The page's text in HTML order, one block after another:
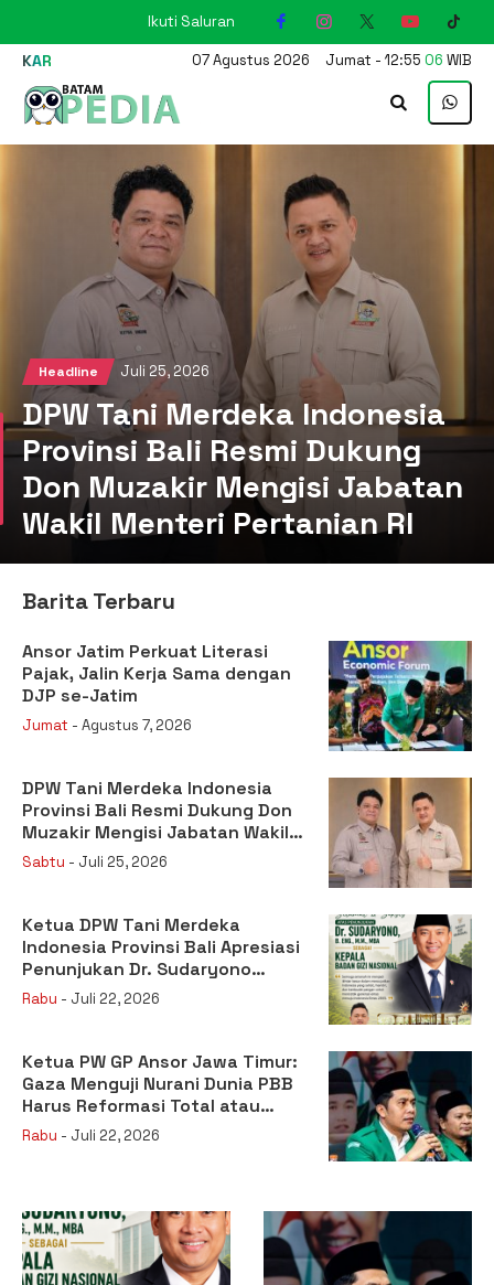
Ikuti Saluran
07 Agustus 2026 Jumat -12:55 07 WIB
KARIMUN
Headline Juli 25, 2026
DPW Tani Merdeka Indonesia
Provinsi Bali Resmi Dukung
Don Muzakir Mengisi Jabatan
Wakil Menteri Pertanian RI
Barita Terbaru
Ansor Jatim Perkuat Literasi
Pajak, Jalin Kerja Sama dengan
DJP se-Jatim
Jumat - Agustus 7, 2026
DPW Tani Merdeka Indonesia
Provinsi Bali Resmi Dukung Don
Muzakir Mengisi Jabatan Wakil
Menteri Pertanian RI
Sabtu - Juli 25, 2026
Ketua DPW Tani Merdeka
Indonesia Provinsi Bali Apresiasi
Penunjukan Dr. Sudaryono
sebagai Kepala Badan Gizi
Rabu - Juli 22, 2026
Ketua PW GP Ansor Jawa Timur:
Gaza Menguji Nurani Dunia PBB
Harus Reformasi Total atau
Kehilangan Legitimasi
Rabu - Juli 22, 2026